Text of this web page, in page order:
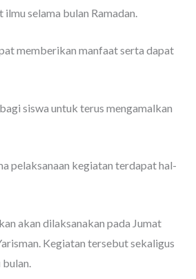
selama bulan Ramadan.
memberikan manfaat serta dapat
siswa untuk terus mengamalkan
pelaksanaan kegiatan terdapat hal-
akan dilaksanakan pada Jumat
Kegiatan tersebut sekaligus